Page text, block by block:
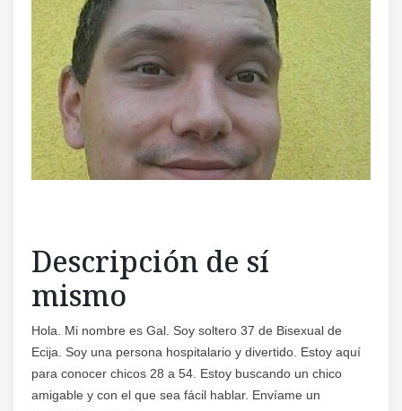
Descripción de sí
mismo
Hola. Mi nombre es Gal. Soy soltero 37 de Bisexual de
Ecija. Soy una persona hospitalario y divertido. Estoy aquí
para conocer chicos 28 a 54. Estoy buscando un chico
amigable y con el que sea fácil hablar. Envíame un